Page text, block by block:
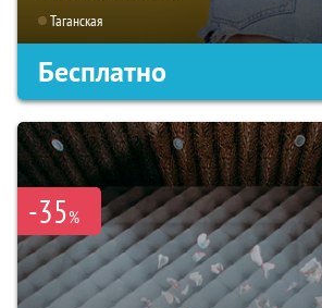
Таганская
Бесплатно
-35%